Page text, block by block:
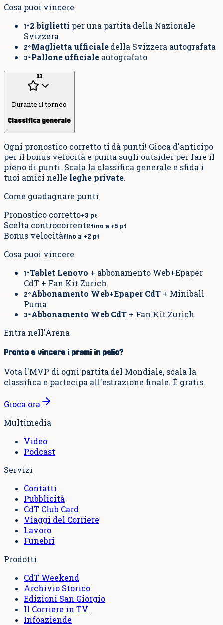
Cosa puoi vincere
1°2 biglietti per una partita della Nazionale
Svizzera
2°Maglietta ufficiale della Svizzera autografata
3°Pallone ufficiale autografato
03
Durante il torneo
Classifica generale
Ogni pronostico corretto ti dà punti! Gioca d'anticipo
per il bonus velocità e punta sugli outsider per fare il
pieno di punti. Scala la classifica generale e sfida i
tuoi amici nelle leghe private.
Come guadagnare punti
Pronostico corretto+3 pt
Scelta controcorrentefino a +5 pt
Bonus velocitàfino a +2 pt
Cosa puoi vincere
1°Tablet Lenovo + abbonamento Web+Epaper
CdT + Fan Kit Zurich
2°Abbonamento Web+Epaper CdT + Miniball
Puma
3°Abbonamento Web CdT + Fan Kit Zurich
Entra nell'Arena
Pronto a vincere i premi in palio?
Vota l'MVP di ogni partita del Mondiale, scala la
classifica e partecipa all'estrazione finale. È gratis.
Gioca ora
Multimedia
Video
Podcast
Servizi
Contatti
Pubblicità
CdT Club Card
Viaggi del Corriere
Lavoro
Funebri
Prodotti
CdT Weekend
Archivio Storico
Edizioni San Giorgio
Il Corriere in TV
Infoaziende